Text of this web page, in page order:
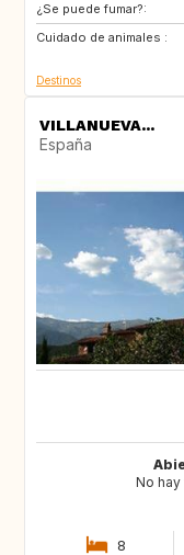
¿Se puede fumar?:
Cuidado de animales :
RO
GE
Destinos
VILLANUEVA...
España
No
8